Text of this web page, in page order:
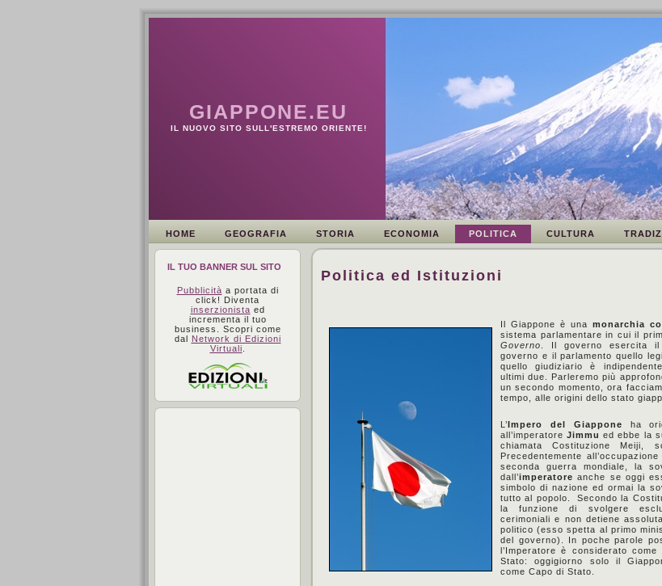
GIAPPONE.EU
IL NUOVO SITO SULL'ESTREMO ORIENTE!
HOME GEOGRAFIA STORIA ECONOMIA POLITICA CULTURA
IL TUO BANNER SUL SITO
Pubblicità a portata di
click! Diventa
inserzionista ed
incrementa il tuo
business. Scopri come
dal Network di Edizioni
Virtuali
Politica ed Istituzioni
Il Giappone è una monarchia
sistema parlamentare in cui il
Governo . Il governo esercita
governo e il parlamento quello
quello giudiziario è
ultimi due. Parleremo più
un secondo momento, ora
tempo, alle origini dello stato
L’Impero del Giappone ha
all’imperatoreJimmu ed ebbe la
chiamata Costituzione Meiji,
Precedentemente
seconda guerra mondiale, la
dall’imperatore anche se oggi
simbolo di nazione ed ormai la
tutto al popolo. Secondo la
la funzione di svolgere
cerimoniali e non detiene
politico (esso spetta al primo
del governo). In poche parole
l’Imperatore è considerato
Stato: oggigiorno solo il
come Capo di Stato.